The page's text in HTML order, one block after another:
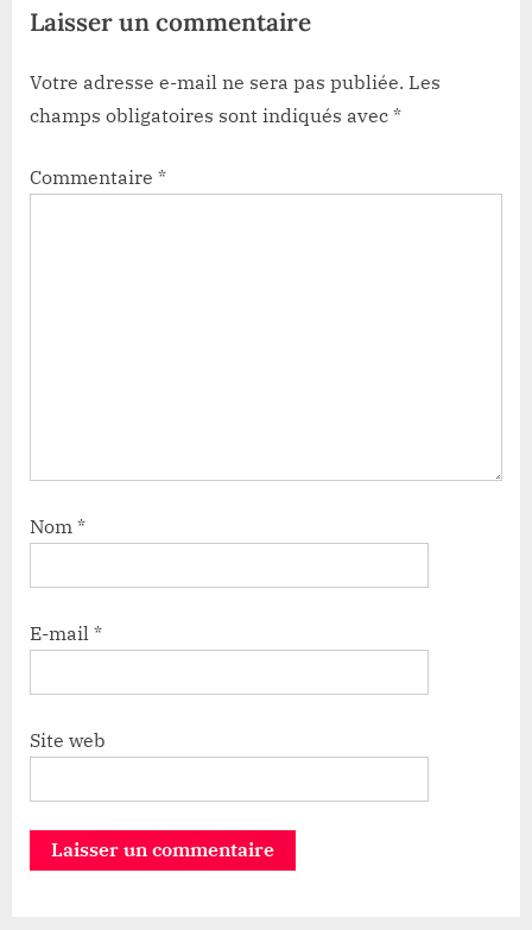
:
Laisser un commentaire
Votre adresse e-mail ne sera pas publiée. Les
champs obligatoires sont indiqués avec *
Commentaire *
Nom *
E-mail *
Site web